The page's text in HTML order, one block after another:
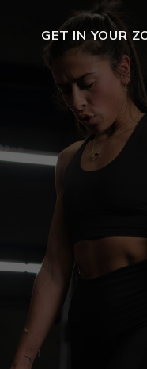
GET IN YOUR